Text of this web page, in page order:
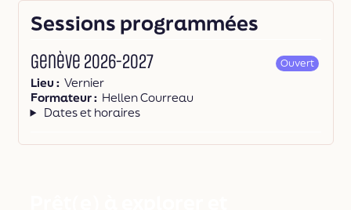
Sessions programmées
Genève 2026-2027 Ouvert
Lieu
Vernier
Formateur
Hellen Courreau
Dates et horaires